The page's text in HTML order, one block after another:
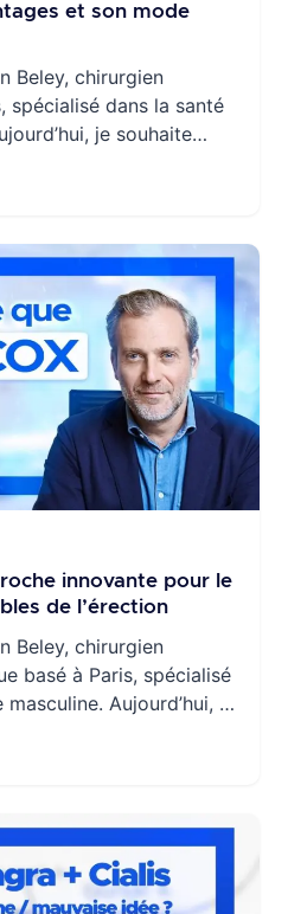
et son mode
Beley, chirurgien
spécialisé dans la santé
je souhaite
érectile : le
sous le nom de viagra.
traditionnelles de ce
innovante pour le
de l’érection
Beley, chirurgien
basé à Paris, spécialisé
Aujourd’hui, je
notamment aux
d’une nouvelle
combinant deux